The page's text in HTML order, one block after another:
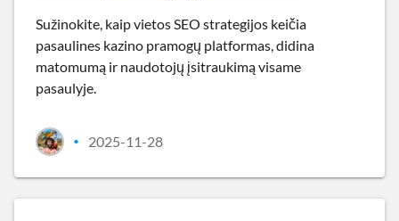
Sužinokite, kaip vietos SEO strategijos keičia
pasaulines kazino pramogų platformas, didina
matomumą ir naudotojų įsitraukimą visame
pasaulyje.
• 2025-11-28